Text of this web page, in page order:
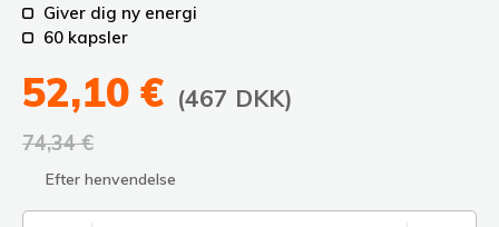
Giver dig ny energi
60 kapsler
52,10 € (467 DKK)
74,34 €
Efter henvendelse